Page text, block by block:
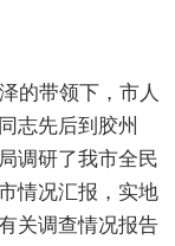
的带领下，市人
志先后到胶州
调研了我市全民
情况汇报，实地
关调查情况报告